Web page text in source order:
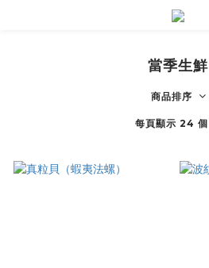
當季生鮮
商品排序
每頁顯示 24 個